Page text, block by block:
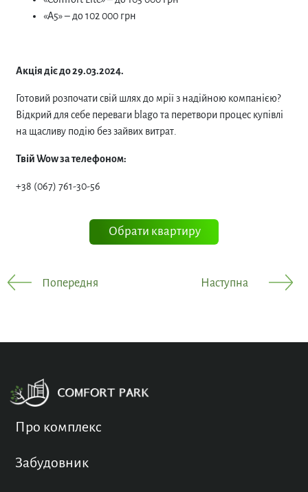
«A5» – до 102 000 грн
Акція діє до 29.03.2024.
Готовий розпочати свій шлях до мрії з надійною компанією?
Відкрий для себе переваги blago та перетвори процес купівлі
на щасливу подію без зайвих витрат.
ТвійWowза телефоном:
+38 (067) 761-30-56
Обрати квартиру
Попередня Наступна
Про комплекс
Забудовник